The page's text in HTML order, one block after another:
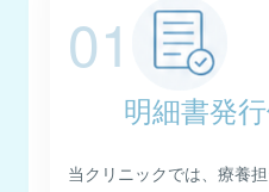
01
明細書発
当クリニックでは、療養